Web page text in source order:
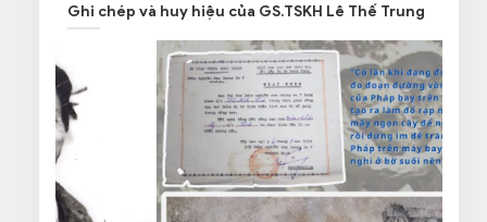
Ghi chép và huy hiệu của GS.TSKH Lê Thế Trung